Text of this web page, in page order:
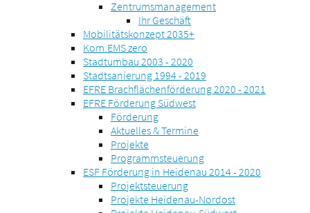
Zentrumsmanagement
Ihr Geschäft
Mobilitätskonzept 2035+
Kom.EMS zero
Stadtumbau 2003 - 2020
Stadtsanierung 1994 - 2019
EFRE Brachflächenförderung 2020 - 2021
EFRE Förderung Südwest
Förderung
Aktuelles & Termine
Projekte
Programmsteuerung
ESF Förderung in Heidenau 2014 - 2020
Projektsteuerung
Projekte Heidenau-Nordost